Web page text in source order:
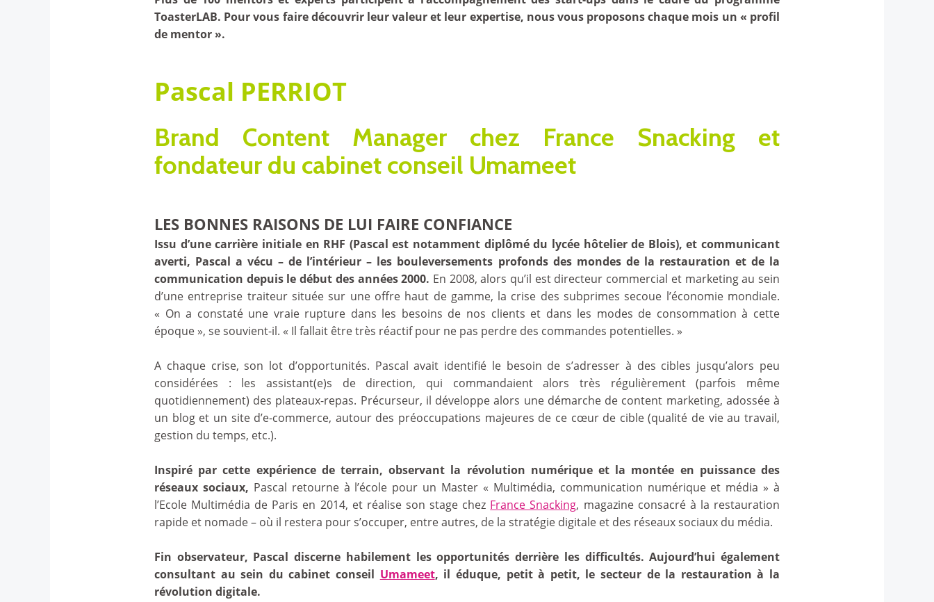
ToasterLAB. Pour vous faire découvrir leur valeur et leur expertise, nous vous proposons chaque mois un « profil
de mentor ».
Pascal PERRIOT
Brand Content Manager chez France Snacking et
fondateur du cabinet conseil Umameet
LES BONNES RAISONS DE LUI FAIRE CONFIANCE
Issu d’une carrière initiale en RHF (Pascal est notamment diplômé du lycée hôtelier de Blois), et communicant
averti, Pascal a vécu – de l’intérieur – les bouleversements profonds des mondes de la restauration et de la
communication depuis le début des années 2000. En 2008, alors qu’il est directeur commercial et marketing au sein
d’une entreprise traiteur située sur une offre haut de gamme, la crise des subprimes secoue l’économie mondiale.
« On a constaté une vraie rupture dans les besoins de nos clients et dans les modes de consommation à cette
époque », se souvient-il. « Il fallait être très réactif pour ne pas perdre des commandes potentielles. »
A chaque crise, son lot d’opportunités. Pascal avait identifié le besoin de s’adresser à des cibles jusqu’alors peu
considérées : les assistant(e)s de direction, qui commandaient alors très régulièrement (parfois même
quotidiennement) des plateaux-repas. Précurseur, il développe alors une démarche de content marketing, adossée à
un blog et un site d’e-commerce, autour des préoccupations majeures de ce cœur de cible (qualité de vie au travail,
gestion du temps, etc.).
Inspiré par cette expérience de terrain, observant la révolution numérique et la montée en puissance des
réseaux sociaux, Pascal retourne à l’école pour un Master « Multimédia, communication numérique et média » à
l’Ecole Multimédia de Paris en 2014, et réalise son stage chez France Snacking, magazine consacré à la restauration
rapide et nomade – où il restera pour s’occuper, entre autres, de la stratégie digitale et des réseaux sociaux du média.
Fin observateur, Pascal discerne habilement les opportunités derrière les difficultés. Aujourd’hui également
consultant au sein du cabinet conseil Umameet, il éduque, petit à petit, le secteur de la restauration à la
révolution digitale.